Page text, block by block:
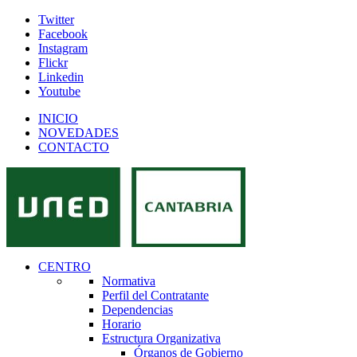
Twitter
Facebook
Instagram
Flickr
Linkedin
Youtube
INICIO
NOVEDADES
CONTACTO
CENTRO
Normativa
Perfil del Contratante
Dependencias
Horario
Estructura Organizativa
Órganos de Gobierno